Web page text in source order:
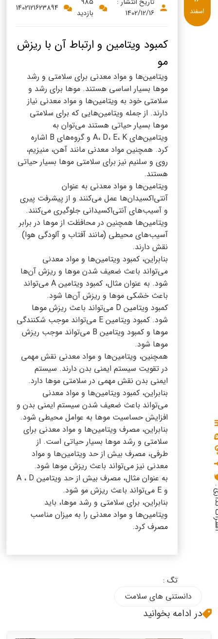
سینما دوماس
گالری تصاویر
English
Russian
Arabic
Turkish
1402/12/16
بازدید
1402121623894 اسفند
کمبود ویتامین و ارتباط آن با ریزش
مو
ویتامین‌ها و مواد معدنی برای سلامتی و رشد
موها بسیار اساسی هستند. موها برای رشد و
سلامتی خود به ویتامین‌ها و مواد معدنی نیاز
دارند. از جمله ویتامین‌هایی که برای سلامتی
موها بسیار حیاتی هستند می‌توان به
ویتامین‌های A، D، E، K و گروه‌های B اشاره
کرد. همچنین مواد معدنی مانند آهن، منیزیم،
روی و سلنیم نیز برای سلامتی موها بسیار حیاتی
هستند.
ویتامین‌ها و مواد معدنی به عنوان
آنتی‌اکسیدان‌ها عمل می‌کنند و از پیشرفت پیری
و آسیب‌های آنتی‌اکسیدانی جلوگیری می‌کنند.
ویتامین‌ها همچنین در محافظت از موها در برابر
آسیب‌های محیطی (مانند آفتاب و آلودگی هوا)
نقش دارند.
بنابراین، کمبود ویتامین‌ها و مواد معدنی
می‌تواند باعث ضعیف شدن موها و ریزش آن‌ها
شود. به عنوان مثال، کمبود ویتامین A می‌تواند
باعث خشکی موها و ریزش آن‌ها شود.
کمبود ویتامین D می‌تواند باعث ریزش موها
شود. کمبود ویتامین E می‌تواند موجب شکنندگی
موها و کمبود ویتامین B می‌تواند موجب ریزش
موها شود.
همچنین، ویتامین‌ها و مواد معدنی نقش مهمی
در تقویت سیستم ایمنی بدن دارند. سیستم
ایمنی بدن نقش مهمی در سلامتی موها دارد.
بنابراین، کمبود ویتامین‌ها و مواد معدنی
می‌تواند باعث ضعیف شدن سیستم ایمنی بدن و
افزایش حساسیت موها به عوامل محیطی شود.
بنابراین، مصرف ویتامین‌ها و مواد معدنی برای
سلامتی و رشد موها بسیار حیاتی است. از
طرفی، مصرف بیش از حد ویتامین‌ها و مواد
معدنی نیز می‌تواند باعث ریزش موها شود.
به عنوان مثال، مصرف بیش از حد ویتامین A ، D
و E می‌تواند باعث ریزش مو شود.
بنابراین، برای سلامتی و رشد موها، باید
ویتامین‌ها و مواد معدنی را به میزان مناسب
مصرف کرد.
:
تگ :
دانستنی های سلامت
در ادامه بخوانید